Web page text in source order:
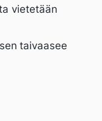
vietetään
taivaasee